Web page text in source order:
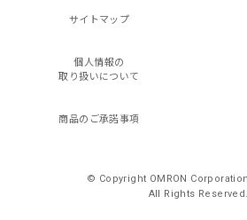
サイトマップ
個人情報の
取り扱いについて
商品のご承諾事項
© Copyright OMRON
All Rights Reserved.